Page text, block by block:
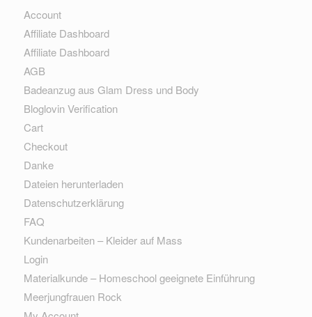
Account
Affiliate Dashboard
Affiliate Dashboard
AGB
Badeanzug aus Glam Dress und Body
Bloglovin Verification
Cart
Checkout
Danke
Dateien herunterladen
Datenschutzerklärung
FAQ
Kundenarbeiten – Kleider auf Mass
Login
Materialkunde – Homeschool geeignete Einführung
Meerjungfrauen Rock